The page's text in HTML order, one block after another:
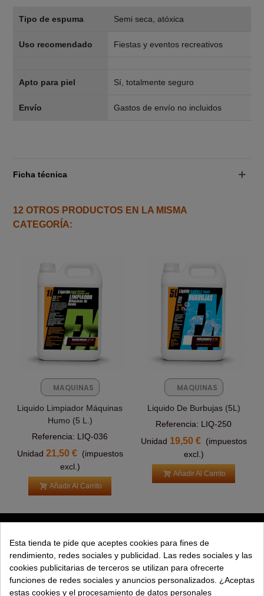
Tipo de espuma Semi seca, atóxica
Uso recomendado Fiestas y eventos recreativos
Apto para piel Sí, totalmente seguro
Envío Gastos de envío no incluidos
Ficha técnica
12 OTROS PRODUCTOS EN LA MISMA
CATEGORÍA:
MAQUINAS
FX
Liquido Limpiador Máquinas
Humo (5 L.)
Referencia: LIQ-036
Unidad 21,50 € (impuestos
excl.)
Añadir Al Carrito
MAQUINAS
FX
Liquido De Burbujas (5L)
Referencia: LIQ-250
Unidad 19,50 € (impuestos
excl.)
Añadir Al Carrito
EXPLORAR
EMPRESA
Esta tienda te pide que aceptes cookies para fines de
rendimiento, redes sociales y publicidad. Las redes sociales y las
cookies publicitarias de terceros se utilizan para ofrecerte
funciones de redes sociales y anuncios personalizados. ¿Aceptas
estas cookies y el procesamiento de datos personales